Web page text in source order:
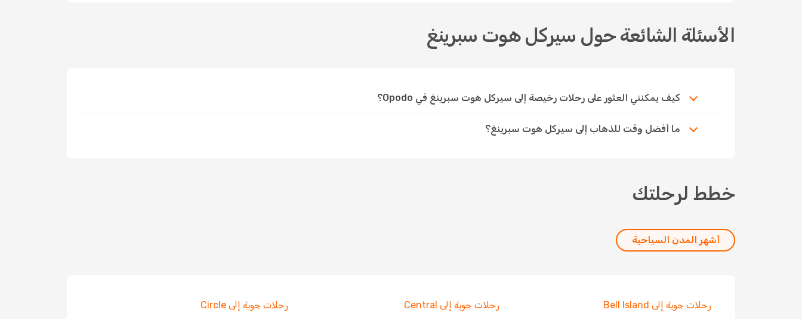
الأسئلة الشائعة حول سيركل هوت سبرينغ
كيف يمكنني العثور على رحلات رخيصة إلى سيركل هوت سبرينغ في Opodo؟
ما أفضل وقت للذهاب إلى سيركل هوت سبرينغ؟
خطط لرحلتك
أشهر المدن السياحية
رحلات جوية إلى Bell Island رحلات جوية إلى Central رحلات جوية إلى Circle